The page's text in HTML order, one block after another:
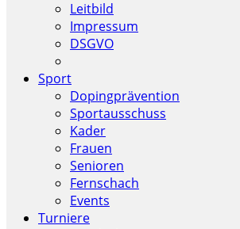
Leitbild
Impressum
DSGVO
Sport
Dopingprävention
Sportausschuss
Kader
Frauen
Senioren
Fernschach
Events
Turniere